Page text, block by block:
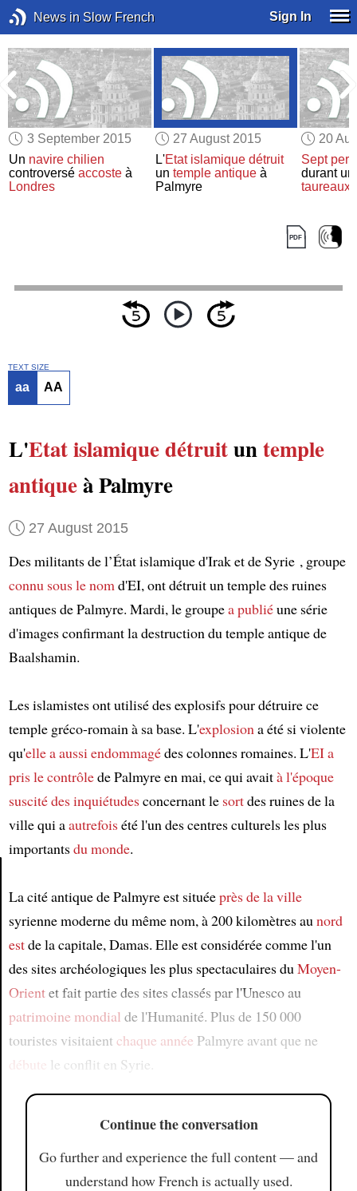
News in Slow French Sign In
3 September 2015
Un navire chilien
controverséaccoste à
Londres
27 August 2015
L'Etat islamique détruit
un temple antiqueà
Palmyre
20
Sept
durant
taureaux
Article
TEXT SIZE
aa AA
L'Etat islamiquedétruituntemple
antiqueà Palmyre
27 August 2015
Des militants de l’État islamique d'Irak et de Syrie , groupe
connu sous le nomd'EI, ont détruit un temple des ruines
antiques de Palmyre. Mardi, le groupea publiéune série
d'images confirmant la destruction du temple antique de
Baalshamin.
Les islamistes ont utilisé des explosifs pour détruire ce
temple gréco-romain à sa base. L'explosiona été si violente
qu'elle a aussi endommagédes colonnes romaines. L'EIa
pris le contrôlede Palmyre en mai, ce qui avaità l'époque
suscité des inquiétudesconcernant le sortdes ruines de la
ville qui aautrefoisété l'un des centres culturels les plus
importantsdu monde.
La cité antique de Palmyre est situéeprès de la ville
syrienne moderne du même nom, à 200 kilomètres aunord
estde la capitale, Damas. Elle est considérée comme l'un
des sites archéologiques les plus spectaculaires duMoyen-
Orientet fait partie des sites classés par l'Unesco au
patrimoine mondial de l'Humanité. Plus de 150 000
touristes visitaient chaque année Palmyre avant que ne
débute le conflit en Syrie.
Continue the conversation
Go further and experience the full content — and
understand how French is actually used.